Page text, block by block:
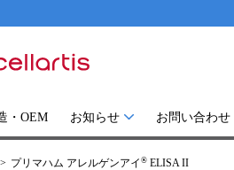
・OEM お知らせ お問い合わせ
プリマハム アレルゲンアイ ® ELISA II